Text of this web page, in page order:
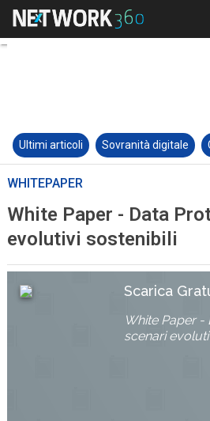
Ultimi articoli Sovranità digitale
WHITEPAPER
White Paper - Data
evolutivi sostenibili
Scarica
White Paper -
scenari